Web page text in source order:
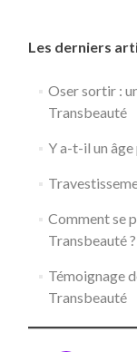
Les derniers
Oser sortir :
Transbeauté
Y a-t-il un
Comment se
Transbeauté ?
Témoignage
Transbeauté